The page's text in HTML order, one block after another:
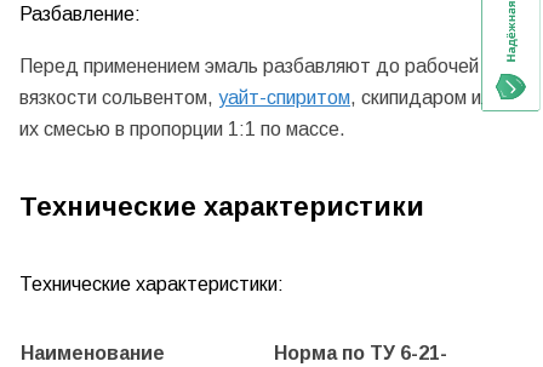
Разбавление:
Перед применением эмаль разбавляют до рабочей
вязкости сольвентом, уайт-спиритом, скипидаром или
их смесью в пропорции 1:1 по массе.
Технические характеристики
Технические характеристики:
Наименование
Норма по ТУ 6-21-